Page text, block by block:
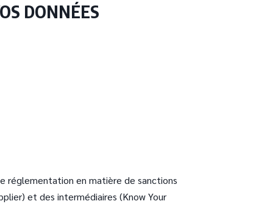
DONNÉES
réglementation en matière de sanctions
et des intermédiaires (Know Your